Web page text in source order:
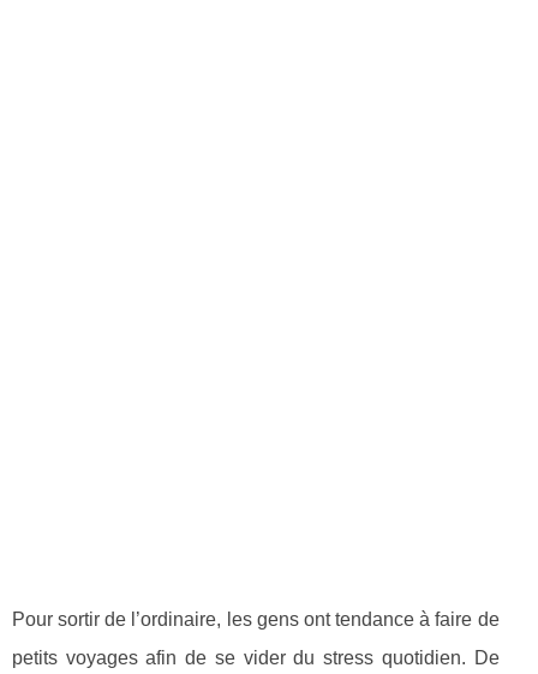
Pour sortir de l’ordinaire, les gens ont tendance à faire de
petits voyages afin de se vider du stress quotidien. De